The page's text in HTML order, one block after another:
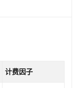
计费因子